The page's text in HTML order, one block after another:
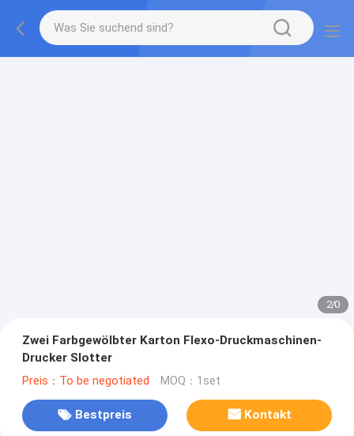
2/0
Zwei Farbgewölbter Karton Flexo-Druckmaschinen-
Drucker Slotter
Preis：To be negotiated MOQ：1set
Bestpreis Kontakt